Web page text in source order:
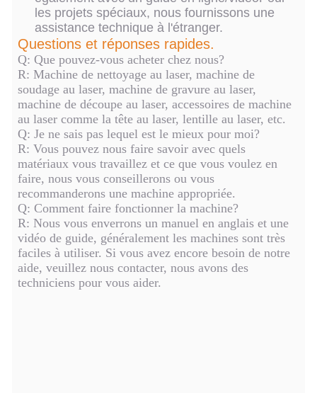
les projets spéciaux, nous fournissons une
assistance technique à l'étranger.
Questions et réponses rapides.
Q: Que pouvez-vous acheter chez nous?
R: Machine de nettoyage au laser, machine de
soudage au laser, machine de gravure au laser,
machine de découpe au laser, accessoires de machine
au laser comme la tête au laser, lentille au laser, etc.
Q: Je ne sais pas lequel est le mieux pour moi?
R: Vous pouvez nous faire savoir avec quels
matériaux vous travaillez et ce que vous voulez en
faire, nous vous conseillerons ou vous
recommanderons une machine appropriée.
Q: Comment faire fonctionner la machine?
R: Nous vous enverrons un manuel en anglais et une
vidéo de guide, généralement les machines sont très
faciles à utiliser. Si vous avez encore besoin de notre
aide, veuillez nous contacter, nous avons des
techniciens pour vous aider.